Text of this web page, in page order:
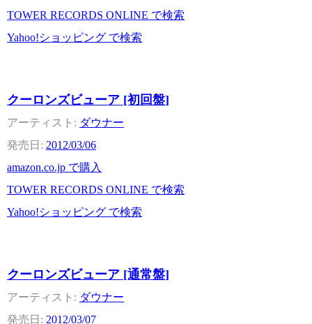
TOWER RECORDS ONLINE で検索
Yahoo!ショッピング で検索
クーロンズビューア [初回盤]
ダウナー
2012/03/06
amazon.co.jp で購入
TOWER RECORDS ONLINE で検索
Yahoo!ショッピング で検索
クーロンズビューア [通常盤]
ダウナー
2012/03/07